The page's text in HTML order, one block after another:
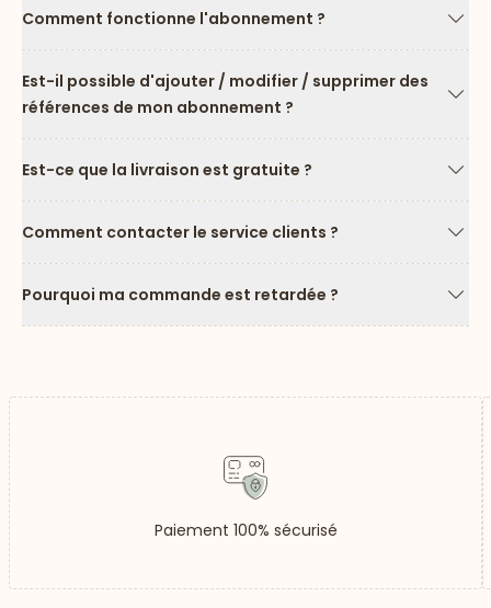
Comment fonctionne l'abonnement ?
Est-il possible d'ajouter / modifier / supprimer des
références de mon abonnement ?
Est-ce que la livraison est gratuite ?
Comment contacter le service clients ?
Pourquoi ma commande est retardée ?
Paiement 100% sécurisé